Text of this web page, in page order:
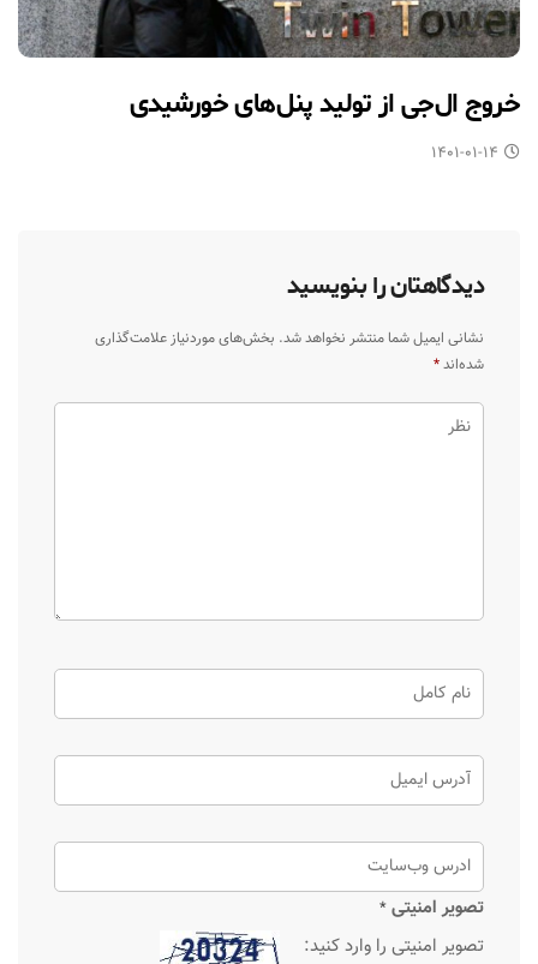
خروج ال‌جی از تولید پنل‌های خورشیدی
۱۴۰۱-۰۱-۱۴
دیدگاهتان را بنویسید
نشانی ایمیل شما منتشر نخواهد شد. بخش‌های موردنیاز علامت‌گذاری
شده‌اند*
تصویر امنیتی *
تصویر امنیتی را وارد کنید: